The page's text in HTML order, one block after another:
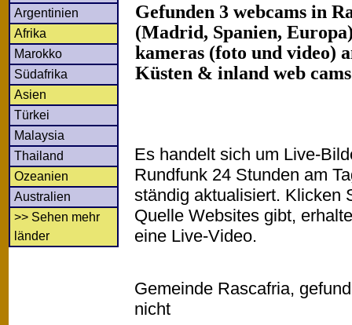
Argentinien
Afrika
Marokko
Südafrika
Asien
Türkei
Malaysia
Thailand
Ozeanien
Australien
>> Sehen mehr
länder
Gefunden 3 webcams in
(Madrid, Spanien,
kameras (foto und video)
Küsten & inland web
Es handelt sich um Live-
Rundfunk 24 Stunden am
ständig aktualisiert. Klicken
Quelle Websites gibt,
eine Live-Video.
Gemeinde Rascafria,
nicht